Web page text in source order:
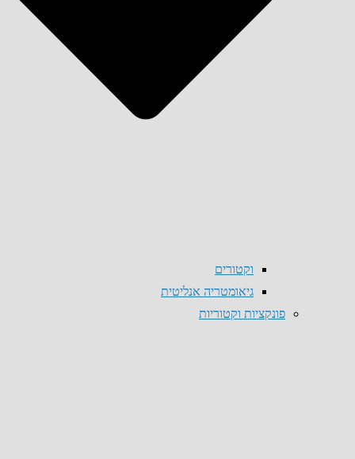
וקטורים
גיאומטריה אנליטית
פונקציות וקטוריות